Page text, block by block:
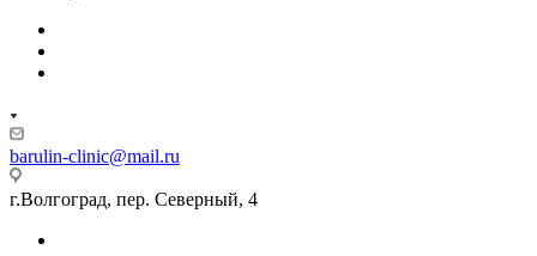
barulin-clinic@mail.ru
г.Волгоград, пер. Северный, 4